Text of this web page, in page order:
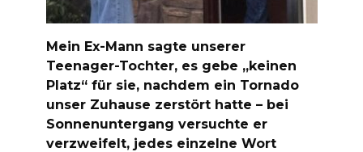
Mein Ex-Mann sagte unserer
Teenager-Tochter, es gebe „keinen
Platz“ für sie, nachdem ein Tornado
unser Zuhause zerstört hatte – bei
Sonnenuntergang versuchte er
verzweifelt, jedes einzelne Wort